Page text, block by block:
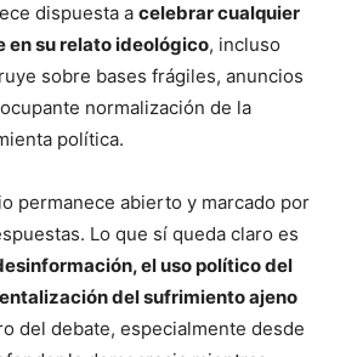
dispuesta a celebrar cualquier
en su relato ideológico, incluso
sobre bases frágiles, anuncios
normalización de la
política.
permanece abierto y marcado por
Lo que sí queda claro es
el uso político del
del sufrimiento ajeno
del debate, especialmente desde